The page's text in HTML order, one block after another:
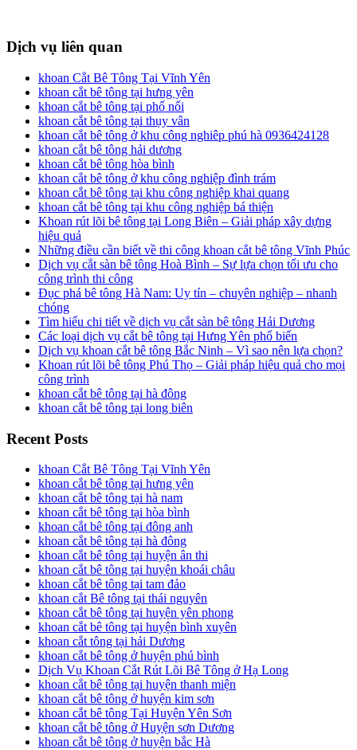
Dịch vụ liên quan
khoan Cắt Bê Tông Tại Vĩnh Yên
khoan cắt bê tông tại hưng yên
khoan cắt bê tông tại phố nối
khoan cắt bê tông tại thụy vân
khoan cắt bê tông ở khu công nghiêp phú hà 0936424128
khoan cắt bê tông hải dương
khoan cắt bê tông hòa bình
khoan cắt bê tông ở khu công nghiệp đình trám
khoan cắt bê tông tại khu công nghiệp khai quang
khoan cắt bê tông tại khu công nghiệp bá thiện
Khoan rút lõi bê tông tại Long Biên – Giải pháp xây dựng
hiệu quả
Những điều cần biết về thi công khoan cắt bê tông Vĩnh Phúc
Dịch vụ cắt sàn bê tông Hoà Bình – Sự lựa chọn tối ưu cho
công trình thi công
Đục phá bê tông Hà Nam: Uy tín – chuyên nghiệp – nhanh
chóng
Tìm hiểu chi tiết về dịch vụ cắt sàn bê tông Hải Dương
Các loại dịch vụ cắt bê tông tại Hưng Yên phổ biến
Dịch vụ khoan cắt bê tông Bắc Ninh – Vì sao nên lựa chọn?
Khoan rút lõi bê tông Phú Thọ – Giải pháp hiệu quả cho mọi
công trình
khoan cắt bê tông tại hà đông
khoan cắt bê tông tại long biên
Recent Posts
khoan Cắt Bê Tông Tại Vĩnh Yên
khoan cắt bê tông tại hưng yên
khoan cắt bê tông tại hà nam
khoan cắt bê tông tại hòa bình
khoan cắt bê tông tại đông anh
khoan cắt bê tông tại hà đông
khoan cắt bê tông tại huyện ân thi
khoan cắt bê tông tại huyện khoái châu
khoan cắt bê tông tại tam đảo
khoan cắt Bê tông tại thái nguyên
khoan cắt bê tông tại huyện yên phong
khoan cắt bê tông tại huyện bình xuyên
khoan cắt tông tại hải Dương
khoan cắt bê tông ở huyện phú bình
Dịch Vụ Khoan Cắt Rút Lõi Bê Tông ở Hạ Long
khoan cắt bê tông tại huyện thanh miện
khoan cắt bê tông ở huyện kim sơn
khoan cắt bê tông Tại Huyện Yên Sơn
khoan cắt bê tông ở Huyện sơn Dương
khoan cắt bê tông ở huyện bắc Hà